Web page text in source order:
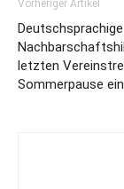
Vorheriger Artikel
Deutschsprachige
letzten
Sommerpause ein